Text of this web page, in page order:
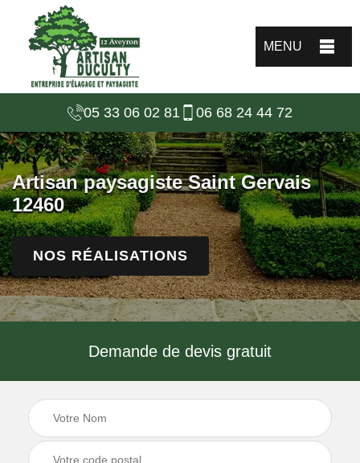
MENU
05 33 06 02 81 06 68 24 44 72
Artisan paysagiste Saint Gervais
12460
NOS RÉALISATIONS
Demande de devis gratuit